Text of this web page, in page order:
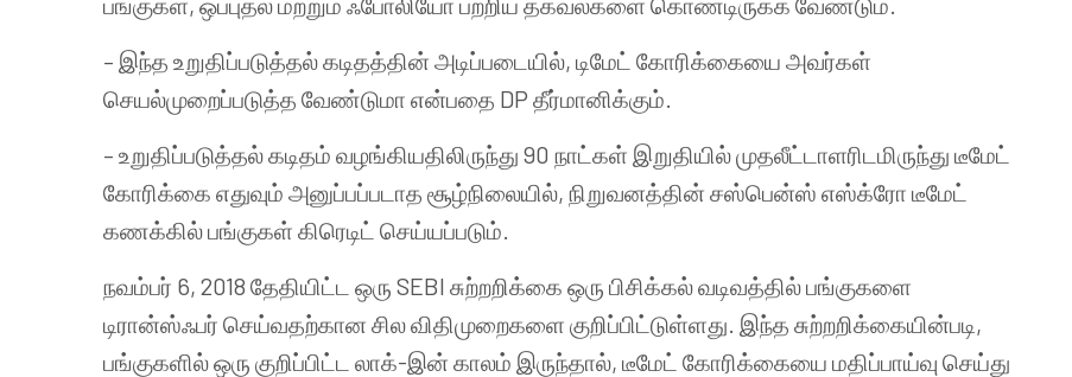
– இந்த உறுதிப்படுத்தல் கடிதத்தின் அடிப்படையில், டிமேட் கோரிக்கையை அவர்கள்
செயல்முறைப்படுத்த வேண்டுமா என்பதை DP தீர்மானிக்கும்.
– உறுதிப்படுத்தல் கடிதம் வழங்கியதிலிருந்து 90 நாட்கள் இறுதியில் முதலீட்டாளரிடமிருந்து டீமேட்
கோரிக்கை எதுவும் அனுப்பப்படாத சூழ்நிலையில், நிறுவனத்தின் சஸ்பென்ஸ் எஸ்க்ரோ டீமேட்
கணக்கில் பங்குகள் கிரெடிட் செய்யப்படும்.
நவம்பர் 6, 2018 தேதியிட்ட ஒரு SEBI சுற்றறிக்கை ஒரு பிசிக்கல் வடிவத்தில் பங்குகளை
டிரான்ஸ்ஃபர் செய்வதற்கான சில விதிமுறைகளை குறிப்பிட்டுள்ளது. இந்த சுற்றறிக்கையின்படி,
பங்குகளில் ஒரு குறிப்பிட்ட லாக்-இன் காலம் இருந்தால், டீமேட் கோரிக்கையை மதிப்பாய்வு செய்து